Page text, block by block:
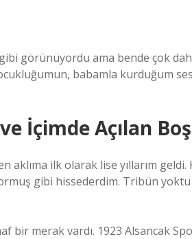
görünüyordu ama bende çok
babamla kurduğum
İçimde Açılan
ilk olarak lise yıllarım geldi.
gibi hissederdim. Tribün yoktu
merak vardı. 1923 Alsancak